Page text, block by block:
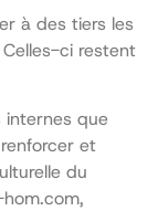
à des tiers les
ci restent
internes que
et
du